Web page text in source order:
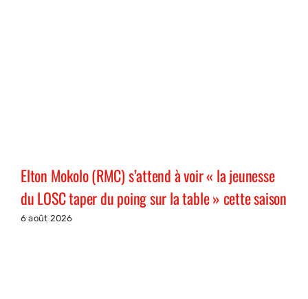
Elton Mokolo (RMC) s’attend à voir « la jeunesse
du LOSC taper du poing sur la table » cette saison
6 août 2026